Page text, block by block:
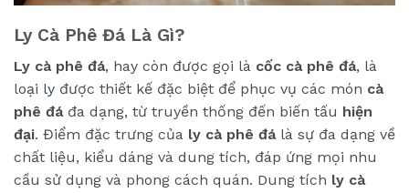
Ly Cà Phê Đá Là Gì?
Ly cà phê đá, hay còn được gọi là cốc cà phê đá, là
loại ly được thiết kế đặc biệt để phục vụ các món cà
phê đáđa dạng, từ truyền thống đến biến tấu hiện
đại. Điểm đặc trưng của ly cà phê đálà sự đa dạng về
chất liệu, kiểu dáng và dung tích, đáp ứng mọi nhu
cầu sử dụng và phong cách quán. Dung tích ly cà